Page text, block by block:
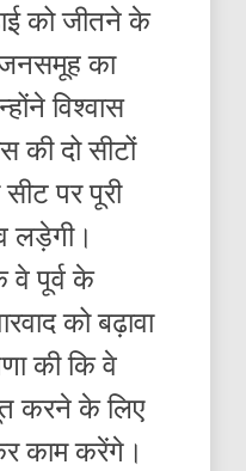
को जीतने के
का
विश्वास
की दो सीटों
पर पूरी
लड़ेगी।
वे पूर्व के
को बढ़ावा
की कि वे
करने के लिए
काम करेंगे।